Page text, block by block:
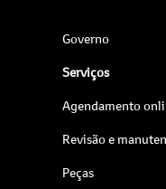
Governo
Serviços
Agendamento
Revisão e
Peças